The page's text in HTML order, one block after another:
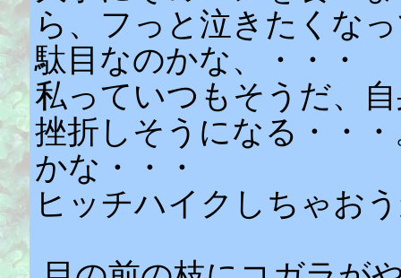
ら、フっと泣きたくな
駄目なのかな、・・・
私っていつもそうだ、
挫折しそうになる・・
かな・・・
ヒッチハイクしちゃお